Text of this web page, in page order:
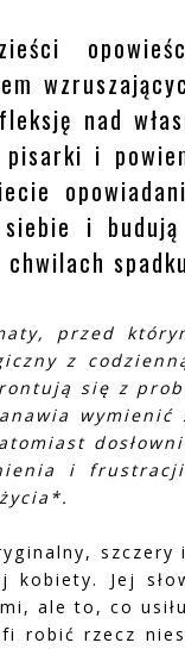
nad
pisarki i
i
przed
z
się z
i
kobiety. Jej
ale to, co
robić rzecz